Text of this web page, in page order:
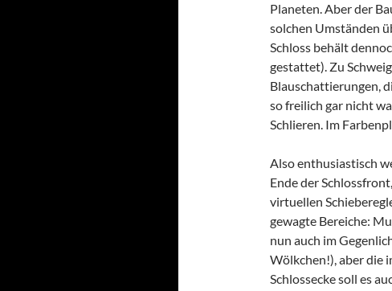
Planeten. Aber der
solchen Umständen
Schloss behält
gestattet). Zu
Blauschattierungen,
so freilich gar nicht
Schlieren. Im
Also enthusiastisch
Ende der
virtuellen
gewagte Bereiche:
nun auch im
Wölkchen!), aber die
Schlossecke soll es